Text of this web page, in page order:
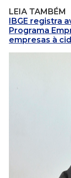
LEIA TAMBÉM
IBGE registra
Programa
empresas à